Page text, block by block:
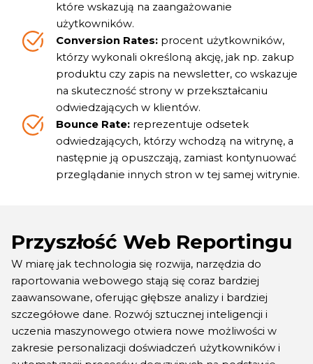
które wskazują na zaangażowanie
użytkowników.
Conversion Rates: procent użytkowników,
którzy wykonali określoną akcję, jak np. zakup
produktu czy zapis na newsletter, co wskazuje
na skuteczność strony w przekształcaniu
odwiedzających w klientów.
Bounce Rate: reprezentuje odsetek
odwiedzających, którzy wchodzą na witrynę, a
następnie ją opuszczają, zamiast kontynuować
przeglądanie innych stron w tej samej witrynie.
Przyszłość Web Reportingu
W miarę jak technologia się rozwija, narzędzia do
raportowania webowego stają się coraz bardziej
zaawansowane, oferując głębsze analizy i bardziej
szczegółowe dane. Rozwój sztucznej inteligencji i
uczenia maszynowego otwiera nowe możliwości w
zakresie personalizacji doświadczeń użytkowników i